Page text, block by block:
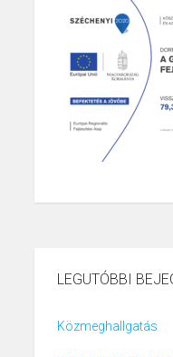
LEGUTÓBBI
Közmeghallgatás